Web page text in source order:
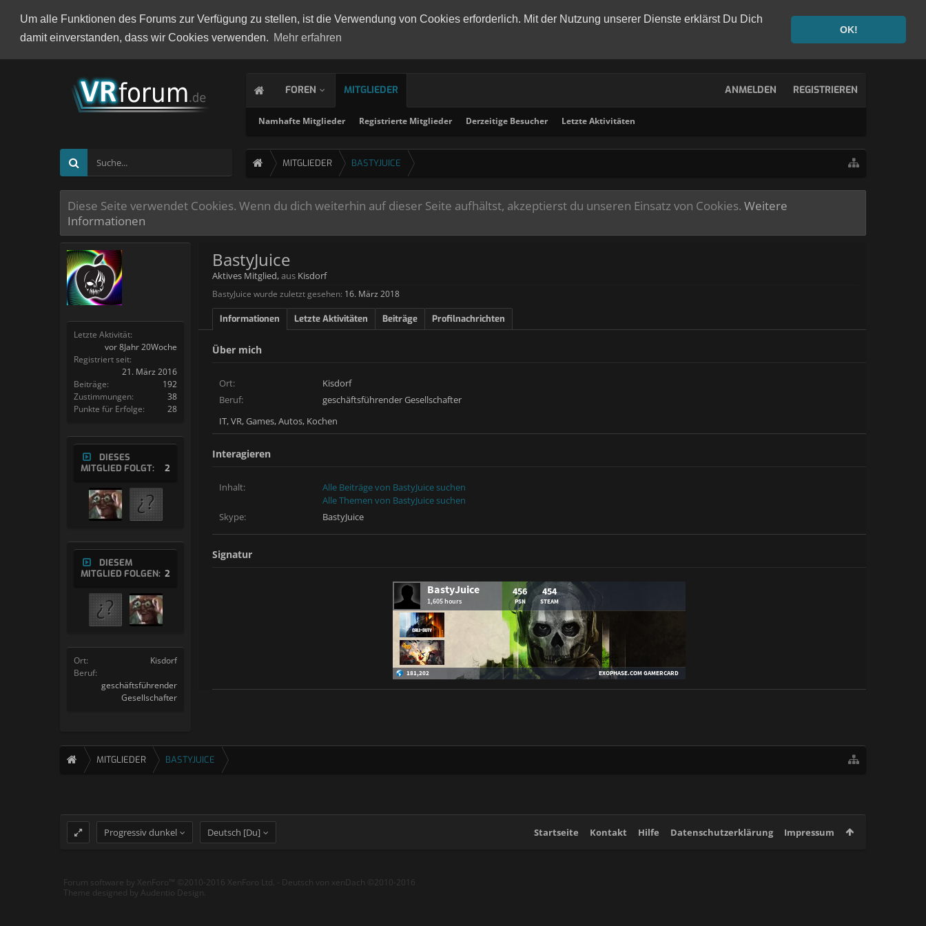
Um alle Funktionen des Forums zur Verfügung zu stellen, ist die Verwendung von Cookies erforderlich. Mit der Nutzung unserer Dienste erklärst Du Dich
damit einverstanden, dass wir Cookies verwenden. Mehr erfahren
OK!
FOREN MITGLIEDER
Namhafte Mitglieder Registrierte Mitglieder Derzeitige Besucher Letzte Aktivitäten
ANMELDEN REGISTRIEREN
MITGLIEDER BASTYJUICE
Diese Seite verwendet Cookies. Wenn du dich weiterhin auf dieser Seite aufhältst, akzeptierst du unseren Einsatz von Cookies. Weitere
Informationen
Letzte Aktivität:
vor 8Jahr 20Woche
Registriert seit:
21. März 2016
Beiträge:
192
Zustimmungen:
38
Punkte für Erfolge:
28
DIESES
MITGLIED FOLGT:
2
DIESEM
MITGLIED FOLGEN: 2
Ort:
Kisdorf
Beruf:
geschäftsführender
Gesellschafter
BastyJuice
Aktives Mitglied,aus Kisdorf
BastyJuice wurde zuletzt gesehen: 16. März 2018
Informationen Letzte Aktivitäten Beiträge Profilnachrichten
Über mich
Ort:
Kisdorf
Beruf:
geschäftsführender Gesellschafter
IT, VR, Games, Autos, Kochen
Interagieren
Inhalt:
Alle Beiträge von BastyJuice suchen
Alle Themen von BastyJuice suchen
Skype:
BastyJuice
Signatur
MITGLIEDER BASTYJUICE
Progressiv dunkel Deutsch [Du] Startseite Kontakt Hilfe Datenschutzerklärung Impressum
Forum software by XenForo™ ©2010-2016 XenForo Ltd. - Deutsch von xenDach ©2010-2016
Theme designed by Audentio Design.